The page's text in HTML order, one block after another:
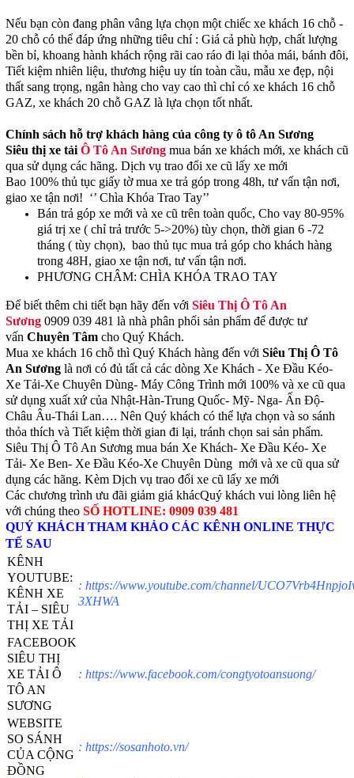
Nếu bạn còn đang phân vâng lựa chọn một chiếc xe khách 16 chỗ -
20 chỗ có thể đáp ứng những tiêu chí : Giá cả phù hợp, chất lượng
bền bỉ, khoang hành khách rộng rãi cao ráo đi lại thỏa mái, bánh đôi,
Tiết kiệm nhiên liệu, thương hiệu uy tín toàn cầu, mẫu xe đẹp, nội
thất sang trọng, ngân hàng cho vay cao thì chỉ có xe khách 16 chỗ
GAZ, xe khách 20 chỗ GAZ là lựa chọn tốt nhất.
Chính sách hỗ trợ khách hàng của công ty ô tô An Sương
Siêu thị xe tải Ô Tô An Sương mua bán xe khách mới, xe khách cũ
qua sử dụng các hãng. Dịch vụ trao đổi xe cũ lấy xe mới
Bao 100% thủ tục giấy tờ mua xe trả góp trong 48h, tư vấn tận nơi,
giao xe tận nơi! ‘’ Chìa Khóa Trao Tay’’
Bán trả góp xe mới và xe cũ trên toàn quốc, Cho vay 80-95%
giá trị xe ( chỉ trả trước 5->20%) tùy chọn, thời gian 6 -72
tháng ( tùy chọn), bao thủ tục mua trả góp cho khách hàng
trong 48H, giao xe tận nơi, tư vấn tận nơi.
PHƯƠNG CHÂM: CHÌA KHÓA TRAO TAY
Để biết thêm chi tiết bạn hãy đến với Siêu Thị Ô Tô An
Sương 0909 039 481 là nhà phân phối sản phẩm để được tư
vấn Chuyên Tâm cho Quý Khách.
Mua xe khách 16 chỗ thì Quý Khách hàng đến với Siêu Thị Ô Tô
An Sương là nơi có đủ tất cả các dòng Xe Khách - Xe Đầu Kéo-
Xe Tải-Xe Chuyên Dùng- Máy Công Trình mới 100% và xe cũ qua
sử dụng xuất xứ của Nhật-Hàn-Trung Quốc- Mỹ- Nga- Ấn Độ-
Châu Âu-Thái Lan…. Nên Quý khách có thể lựa chọn và so sánh
thỏa thích và Tiết kiệm thời gian đi lại, tránh chọn sai sản phẩm.
Siêu Thị Ô Tô An Sương mua bán Xe Khách- Xe Đầu Kéo- Xe
Tải- Xe Ben- Xe Đầu Kéo-Xe Chuyên Dùng mới và xe cũ qua sử
dụng các hãng. Kèm Dịch vụ trao đổi xe cũ lấy xe mới
Các chương trình ưu đãi giảm giá khácQuý khách vui lòng liên hệ
với chúng theo SỐ HOTLINE: 0909 039 481
QUÝ KHÁCH THAM KHẢO CÁC KÊNH ONLINE THỰC
TẾ SAU
KÊNH
YOUTUBE:
KÊNH XE
TẢI – SIÊU
THỊ XE TẢI
: https://www.youtube.com/channel/
3XHWA
FACEBOOK
SIÊU THỊ
XE TẢI Ô
TÔ AN
SƯƠNG
: https://www.facebook.com/congtyotoansuong/
WEBSITE
SO SÁNH
CỦA CỘNG
ĐỒNG
: https://sosanhoto.vn/